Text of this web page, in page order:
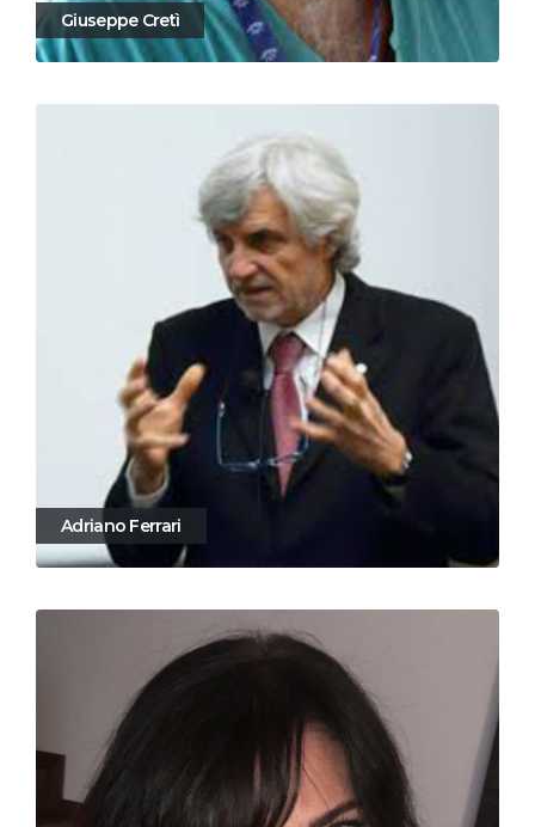
Giuseppe Cretì
Adriano Ferrari